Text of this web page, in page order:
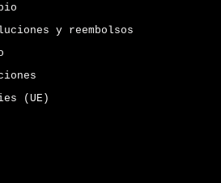
y reembolsos
(UE)